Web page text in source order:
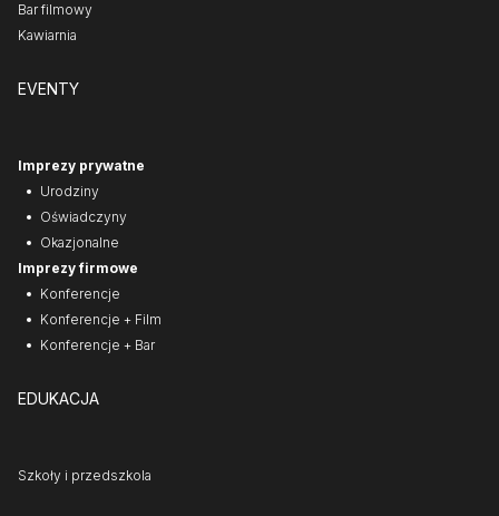
Bar filmowy
Kawiarnia
EVENTY
Imprezy prywatne
Urodziny
Oświadczyny
Okazjonalne
Imprezy firmowe
Konferencje
Konferencje + Film
Konferencje + Bar
EDUKACJA
Szkoły i przedszkola